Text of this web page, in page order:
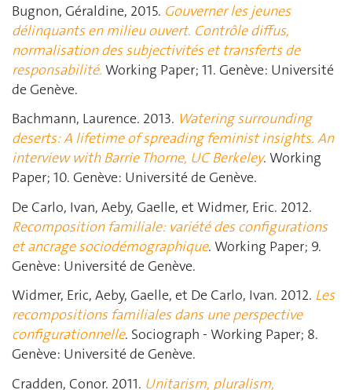
Bugnon, Géraldine, 2015. Gouverner les jeunes
délinquants en milieu ouvert. Contrôle diffus,
normalisation des subjectivités et transferts de
responsabilité. Working Paper; 11. Genève: Université
de Genève.
Bachmann, Laurence. 2013. Watering surrounding
deserts: A lifetime of spreading feminist insights. An
interview with Barrie Thorne, UC Berkeley. Working
Paper; 10. Genève: Université de Genève.
De Carlo, Ivan, Aeby, Gaelle, et Widmer, Eric. 2012.
Recomposition familiale: variété des configurations
et ancrage sociodémographique. Working Paper; 9.
Genève: Université de Genève.
Widmer, Eric, Aeby, Gaelle, et De Carlo, Ivan. 2012. Les
recompositions familiales dans une perspective
configurationnelle. Sociograph - Working Paper; 8.
Genève: Université de Genève.
Cradden, Conor. 2011. Unitarism, pluralism,